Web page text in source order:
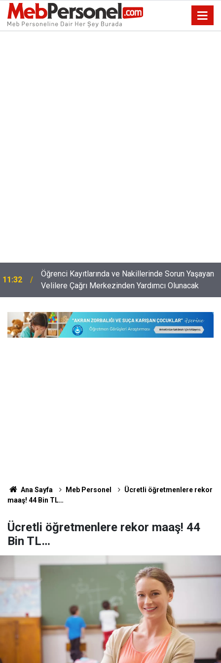
11:32
Öğrenci Kayıtlarında ve Nakillerinde Sorun Yaşayan
Velilere Çağrı Merkezinden Yardımcı Olunacak
Ana Sayfa Meb Personel
Ücretli öğretmenlere rekor
maaş! 44 Bin TL…
Ücretli öğretmenlere rekor maaş! 44
Bin TL…